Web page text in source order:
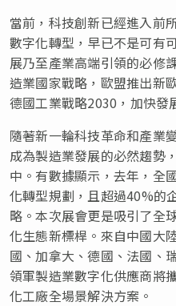
當前，科技創新已經進入前
數字化轉型，早已不是可有
展乃至產業高端引領的必修
造業國家戰略，歐盟推出新
德國工業戰略2030，加快發
隨著新一輪科技革命和產業
成為製造業發展的必然趨勢
中。有數據顯示，去年，全
化轉型規劃，且超過40%的
略。本次展會更是吸引了全
化生態新標桿。來自中國大
國、加拿大、德國、法國、
領軍製造業數字化供應商將
化工廠全場景解決方案。